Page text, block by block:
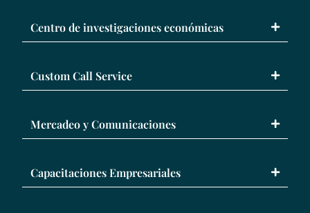
Centro de investigaciones económicas
Custom Call Service
Mercadeo y Comunicaciones
Capacitaciones Empresariales